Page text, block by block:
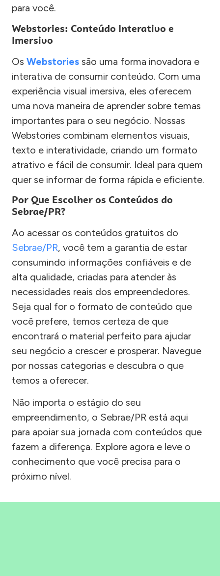
para você.
Webstories: Conteúdo Interativo e
Imersivo
Os Webstories são uma forma inovadora e
interativa de consumir conteúdo. Com uma
experiência visual imersiva, eles oferecem
uma nova maneira de aprender sobre temas
importantes para o seu negócio. Nossas
Webstories combinam elementos visuais,
texto e interatividade, criando um formato
atrativo e fácil de consumir. Ideal para quem
quer se informar de forma rápida e eficiente.
Por Que Escolher os Conteúdos do
Sebrae/PR?
Ao acessar os conteúdos gratuitos do
Sebrae/PR, você tem a garantia de estar
consumindo informações confiáveis e de
alta qualidade, criadas para atender às
necessidades reais dos empreendedores.
Seja qual for o formato de conteúdo que
você prefere, temos certeza de que
encontrará o material perfeito para ajudar
seu negócio a crescer e prosperar. Navegue
por nossas categorias e descubra o que
temos a oferecer.
Não importa o estágio do seu
empreendimento, o Sebrae/PR está aqui
para apoiar sua jornada com conteúdos que
fazem a diferença. Explore agora e leve o
conhecimento que você precisa para o
próximo nível.